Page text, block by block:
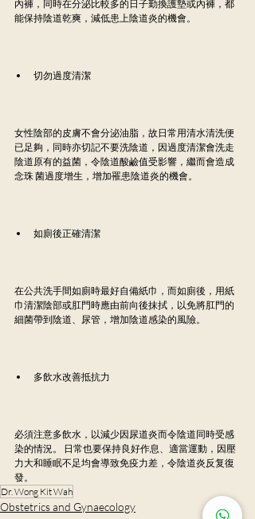
內褲，同時在分泌比較多的日子勤換護墊或內褲，都
能保持陰道乾爽，減低患上陰道炎的機會。
切勿過度清潔
女性陰部的皮膚不會分泌油脂，故日常用清水清洗便
已足夠，同時亦切記不要洗陰道，因過度清潔會洗走
陰道原有的益菌，令陰道酸鹼值受影響，繼而會造成
念珠 菌過度增生，增加罹患陰道炎的機會。
如廁後正確清潔
在公共洗手間如廁時最好自備紙巾，而如廁後，用紙
巾清潔陰部或肛門時應由前向後抹拭，以免將肛門的
細菌帶到陰道、尿管，增加陰道感染的風險。
多飲水改善抵抗力
必須注意多飲水，以減少因尿道炎而令陰道同時受感
染的情況。 日常也要保持良好作息、適當運動，因壓
力大和睡眠不足均會導致免疫力差，令陰道炎反复復
發。
Dr. Wong Kit Wah
Obstetrics and Gynaecology